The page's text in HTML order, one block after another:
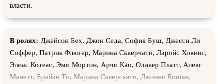
власти.
В ролях: Джейсон Бех, Джон Седа, София Буш, Джесси Ли
Соффер, Патрик Флюгер, Марина Скверчати, Ларойс Хокинс,
Элиас Котеас, Эми Мортон, Арчи Као, Оливер Платт, Алекс
Манетт, Брайан Ти, Марина Скверсьяти, Джонни Бошан,